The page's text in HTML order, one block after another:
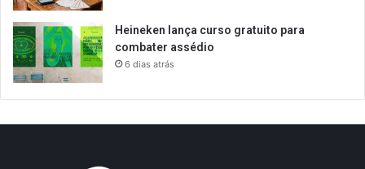
Heineken lança curso gratuito para
combater assédio
6 dias atrás